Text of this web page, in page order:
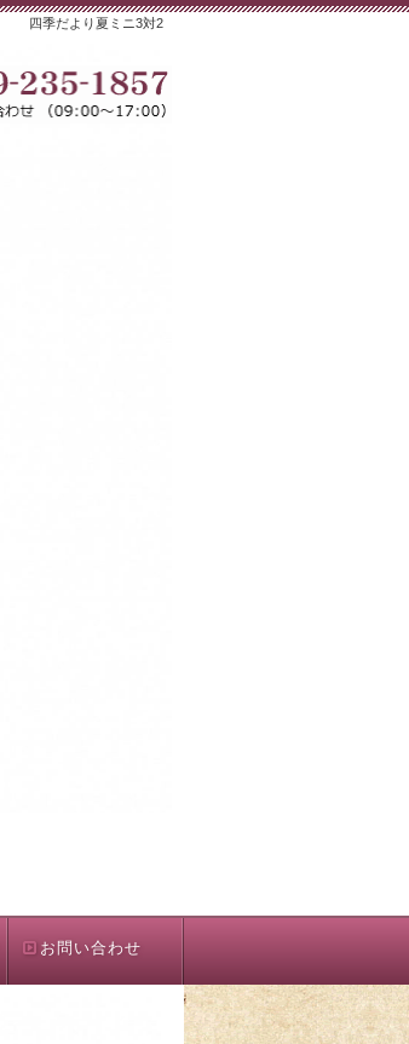
四季だより夏ミニ3対2
お問い合わせ